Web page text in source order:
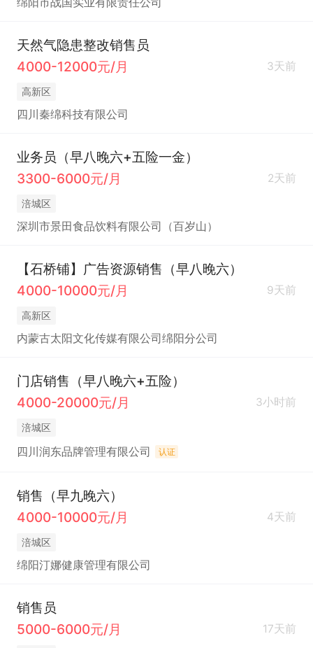
天然气隐患整改销售员
4000-12000元/月
3天前
高新区
四川秦绵科技有限公司
业务员（早八晚六+五险一金）
3300-6000元/月
2天前
涪城区
深圳市景田食品饮料有限公司（百岁山）
【石桥铺】广告资源销售（早八晚六）
4000-10000元/月
9天前
高新区
内蒙古太阳文化传媒有限公司绵阳分公司
门店销售（早八晚六+五险）
4000-20000元/月
3小时前
涪城区
四川润东品牌管理有限公司 认证
销售（早九晚六）
4000-10000元/月
4天前
涪城区
绵阳汀娜健康管理有限公司
销售员
5000-6000元/月
17天前